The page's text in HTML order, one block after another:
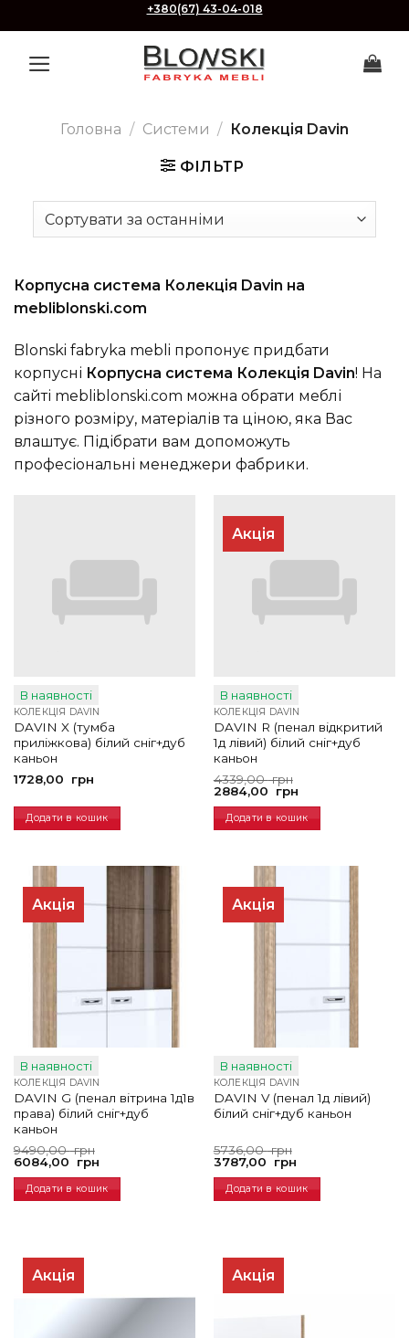
to
content
+380(67) 43-04-018
Головна / Системи / Колекція Davin
ФІЛЬТР
Корпусна система Колекція Davin на
mebliblonski.com
Blonski fabryka mebli пропонує придбати
корпусні Корпусна система Колекція Davin! На
сайті mebliblonski.com можна обрати меблі
різного розміру, матеріалів та ціною, яка Вас
влаштує. Підібрати вам допоможуть
професіональні менеджери фабрики.
В наявності
КОЛЕКЦІЯ DAVIN
DAVIN X (тумба
приліжкова) білий сніг+дуб
каньон
1728,00
грн
Додати в кошик
Акція
В наявності
КОЛЕКЦІЯ DAVIN
DAVIN R (пенал відкритий
1д лівий) білий сніг+дуб
каньон
4339,00грн
Оригінальна
ціна:
4339,00
грн.
2884,00 грн
Поточна
ціна:
2884,00
грн.
Додати в кошик
Акція
В наявності
КОЛЕКЦІЯ DAVIN
DAVIN G (пенал вітрина 1д1в
права) білий сніг+дуб
каньон
9490,00грн
Оригінальна
ціна:
9490,00
грн.
6084,00 грн
Поточна
ціна:
6084,00
грн.
Додати в кошик
Акція
В наявності
КОЛЕКЦІЯ DAVIN
DAVIN V (пенал 1д лівий)
білий сніг+дуб каньон
5736,00грн
Оригінальна
ціна:
5736,00
грн.
3787,00 грн
Поточна
ціна:
3787,00
грн.
Додати в кошик
Акція Акція